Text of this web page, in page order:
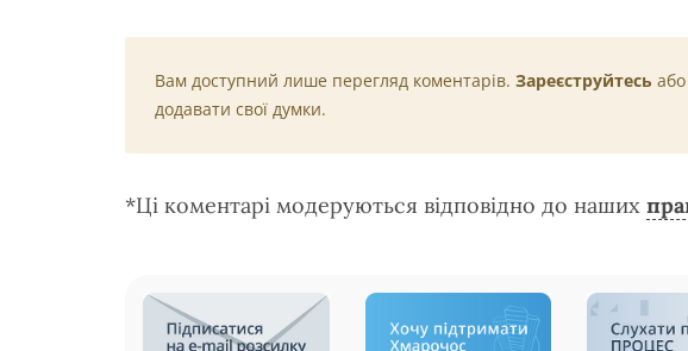
Вам доступний лише перегляд коментарів. Зареєструйтесь або
додавати свої думки.
*Ці коментарі модеруються відповідно до наших